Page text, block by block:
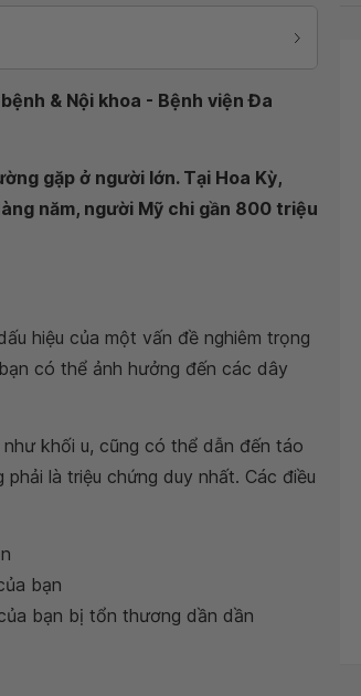
& Nội khoa - Bệnh viện Đa
gặp ở người lớn. Tại Hoa Kỳ,
năm, người Mỹ chi gần 800 triệu
hiệu của một vấn đề nghiêm trọng
có thể ảnh hưởng đến các dây
khối u, cũng có thể dẫn đến táo
là triệu chứng duy nhất. Các điều
bạn
bạn bị tổn thương dần dần